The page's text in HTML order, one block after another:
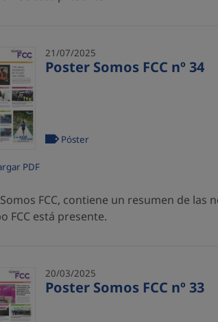
21/07/2025
Poster Somos FCC nº 34
PDF
Póster
FCC, contiene un resumen de
FCC está presente.
20/03/2025
Poster Somos FCC nº 33